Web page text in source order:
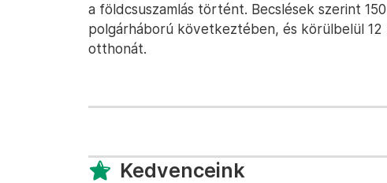
a földcsuszamlás történt. Becslések szerint
polgárháború következtében, és körülbelül
otthonát.
Kedvenceink